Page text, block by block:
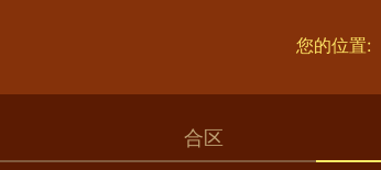
您的位置:
合区